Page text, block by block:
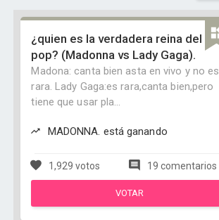
¿quien es la verdadera reina del
pop? (Madonna vs Lady Gaga).
Madona: canta bien asta en vivo y no es
rara. Lady Gaga:es rara,canta bien,pero
tiene que usar pla...
MADONNA. está ganando
1,929 votos 19 comentarios
VOTAR